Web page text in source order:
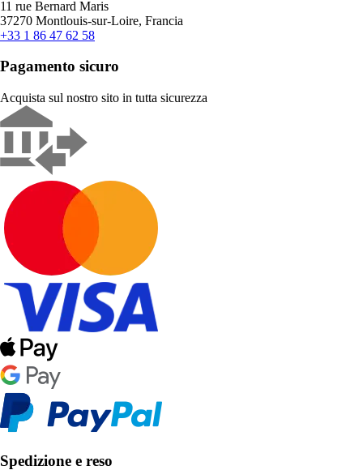
11 rue Bernard Maris
37270 Montlouis-sur-Loire, Francia
+33 1 86 47 62 58
Pagamento sicuro
Acquista sul nostro sito in tutta sicurezza
Spedizione e reso